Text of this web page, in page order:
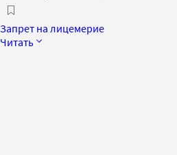
Запрет на лицемерие
Читать